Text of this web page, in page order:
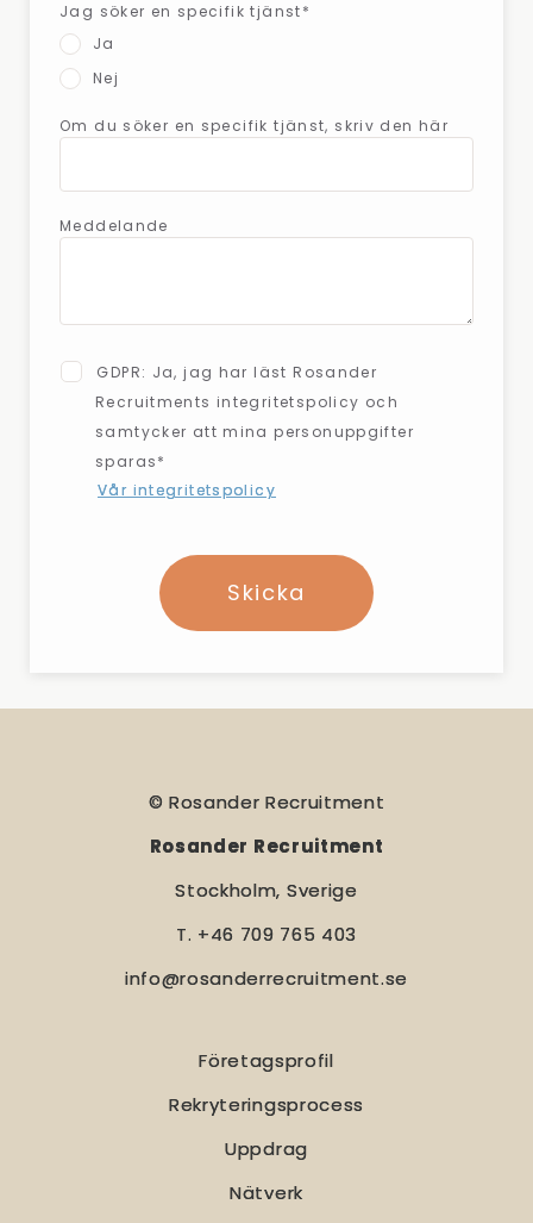
Jag söker en specifik tjänst*
Ja
Nej
Om du söker en specifik tjänst, skriv den här
Meddelande
GDPR: Ja, jag har läst Rosander
Recruitments integritetspolicy och
samtycker att mina personuppgifter
sparas*
Vår integritetspolicy
Skicka
© Rosander Recruitment
Rosander Recruitment
Stockholm, Sverige
T. +46 709 765 403
info@rosanderrecruitment.se
Företagsprofil
Rekryteringsprocess
Uppdrag
Nätverk